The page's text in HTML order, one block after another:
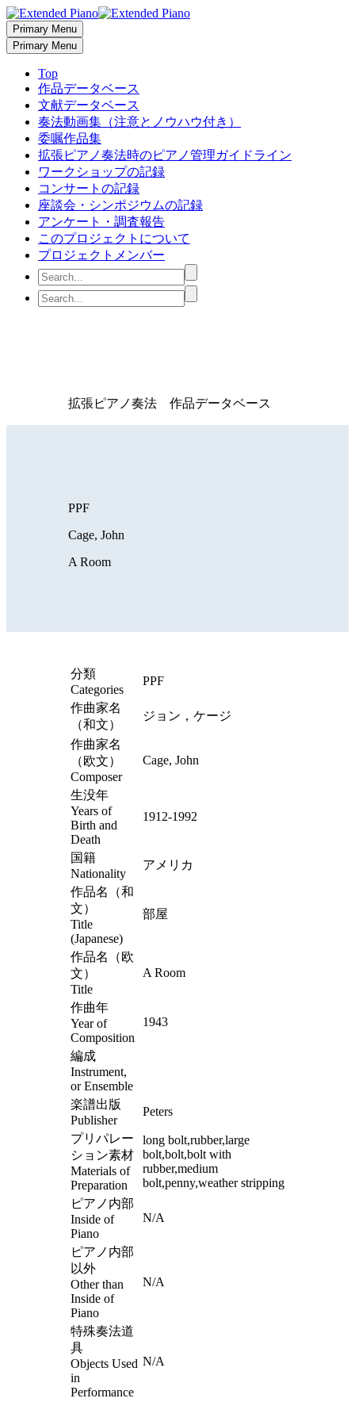
Primary Menu
Primary Menu
Top
作品データベース
文献データベース
奏法動画集（注意とノウハウ付き）
委嘱作品集
拡張ピアノ奏法時のピアノ管理ガイドライン
ワークショップの記録
コンサートの記録
座談会・シンポジウムの記録
アンケート・調査報告
このプロジェクトについて
プロジェクトメンバー
拡張ピアノ奏法 作品データベース
PPF
Cage, John
A Room
分類
Categories
PPF
作曲家名
（和文）
ジョン，ケージ
作曲家名
（欧文）
Composer
Cage, John
生没年
Years of
Birth and
Death
1912-1992
国籍
Nationality
アメリカ
作品名（和
文）
Title
(Japanese)
部屋
作品名（欧
文）
Title
A Room
作曲年
Year of
Composition
1943
編成
Instrument,
or Ensemble
楽譜出版
Publisher
Peters
プリパレー
ション素材
Materials of
Preparation
long bolt,rubber,large
bolt,bolt,bolt with
rubber,medium
bolt,penny,weather stripping
ピアノ内部
Inside of
Piano
N/A
ピアノ内部
以外
Other than
Inside of
Piano
N/A
特殊奏法道
具
Objects Used
in
Performance
N/A